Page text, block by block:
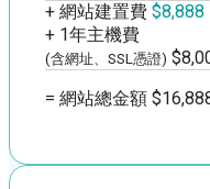
+ 網站建置費 $8,888
+ 1年主機費
(含網址、SSL憑證)
= 網站總金額